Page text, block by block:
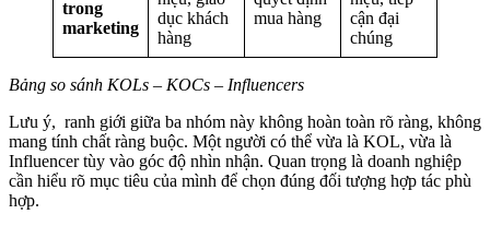
trong
marketing
dục khách
hàng
mua hàng
cận đại
chúng
Bảng so sánh KOLs – KOCs – Influencers
Lưu ý, ranh giới giữa ba nhóm này không hoàn toàn rõ ràng, không
mang tính chất ràng buộc. Một người có thể vừa là KOL, vừa là
Influencer tùy vào góc độ nhìn nhận. Quan trọng là doanh nghiệp
cần hiểu rõ mục tiêu của mình để chọn đúng đối tượng hợp tác phù
hợp.